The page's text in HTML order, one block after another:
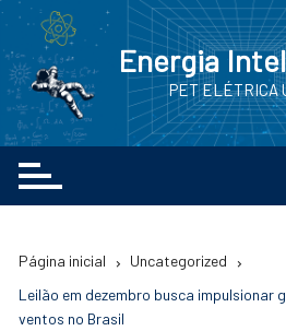
Ir
conteúdo
Energia
PET ELÉTRICA
Página inicial
Uncategorized
Leilão em dezembro busca impulsionar
ventos no Brasil